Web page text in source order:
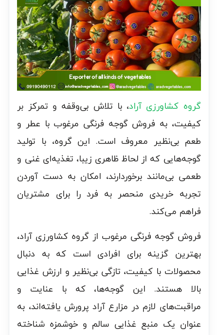
گروه کشاورزی آراد، با تلاش بی‌وقفه و تمرکز بر
کیفیت، به فروش گوجه فرنگی مرغوب با عطر و
طعم بی‌نظیر معروف است. این گروه، با تولید
گوجه‌هایی که از لحاظ ظاهری زیبا، تغذیه‌ای غنی و
طعمی بی‌مانند برخوردارند، امکان به دست آوردن
تجربه خریدی منحصر به فرد را برای مشتریان
فراهم می‌کند.
فروش گوجه فرنگی مرغوب از گروه کشاورزی آراد،
بهترین گزینه برای افرادی است که به دنبال
محصولات با کیفیت، تازگی بی‌نظیر و ارزش غذایی
بالا هستند. این گوجه‌ها، که با عنایت و
مراقبت‌های لازم در مزارع آراد پرورش یافته‌اند، به
عنوان یک منبع غذایی سالم و خوشمزه شناخته